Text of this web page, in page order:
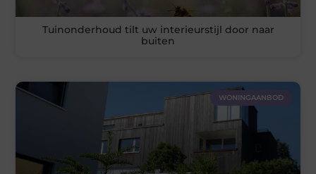
Tuinonderhoud tilt uw interieurstijl door naar
buiten
WONINGAANBOD